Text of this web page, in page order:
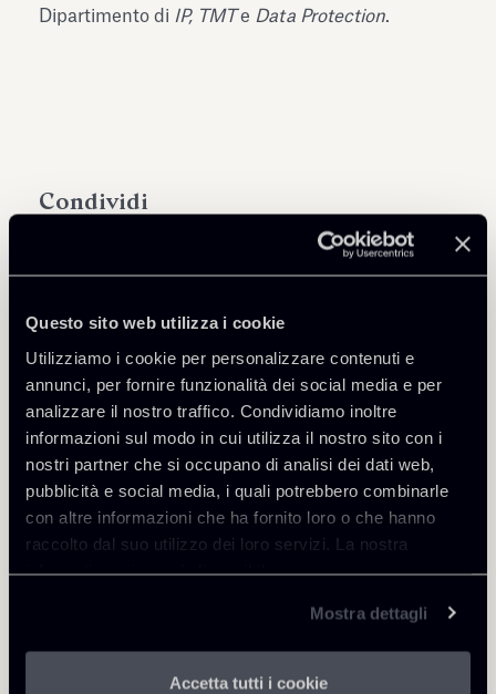
Questo sito web utilizza i cookie
Utilizziamo i cookie per personalizzare contenuti e
annunci, per fornire funzionalità dei social media e per
analizzare il nostro traffico. Condividiamo inoltre
informazioni sul modo in cui utilizza il nostro sito con i
nostri partner che si occupano di analisi dei dati web,
pubblicità e social media, i quali potrebbero combinarle
con altre informazioni che ha fornito loro o che hanno
raccolto dal suo utilizzo dei loro servizi. La nostra
informativa privacy è disponibilequi.
Mostra dettagli
Accetta tutti i cookie
Approfondisci
Intellectual Property
Scarica Allegati
KeyNews-IP--TMT-e-Data-
Dipartimento di IP, TMT e Data Protection.
Condividi